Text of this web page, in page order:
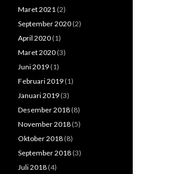
Maret 2021 (2)
September 2020 (2)
April 2020 (1)
Maret 2020 (3)
Juni 2019 (1)
Februari 2019 (1)
Januari 2019 (3)
Desember 2018 (8)
November 2018 (5)
Oktober 2018 (8)
September 2018 (3)
Juli 2018 (4)